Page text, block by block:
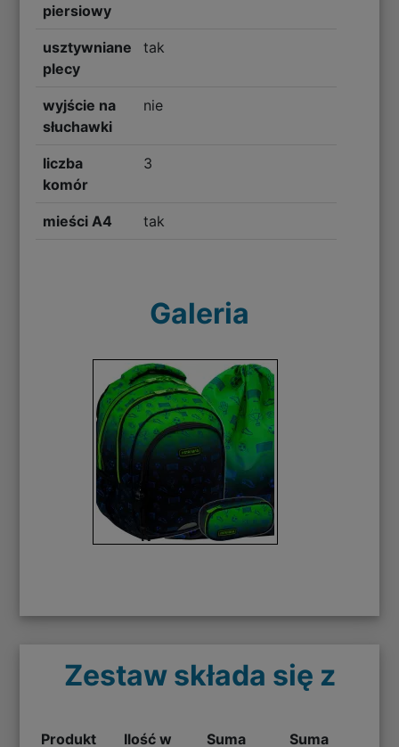
piersiowy
usztywniane
plecy
tak
wyjście na
słuchawki
nie
liczba
komór
3
mieści A4 tak
Galeria
Zestaw składa się z
Produkt Ilość w Suma Suma